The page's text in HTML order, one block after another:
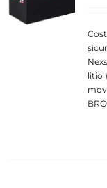
litio